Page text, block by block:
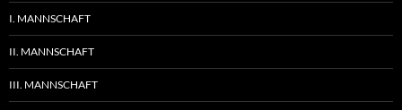
I. MANNSCHAFT
II. MANNSCHAFT
III. MANNSCHAFT